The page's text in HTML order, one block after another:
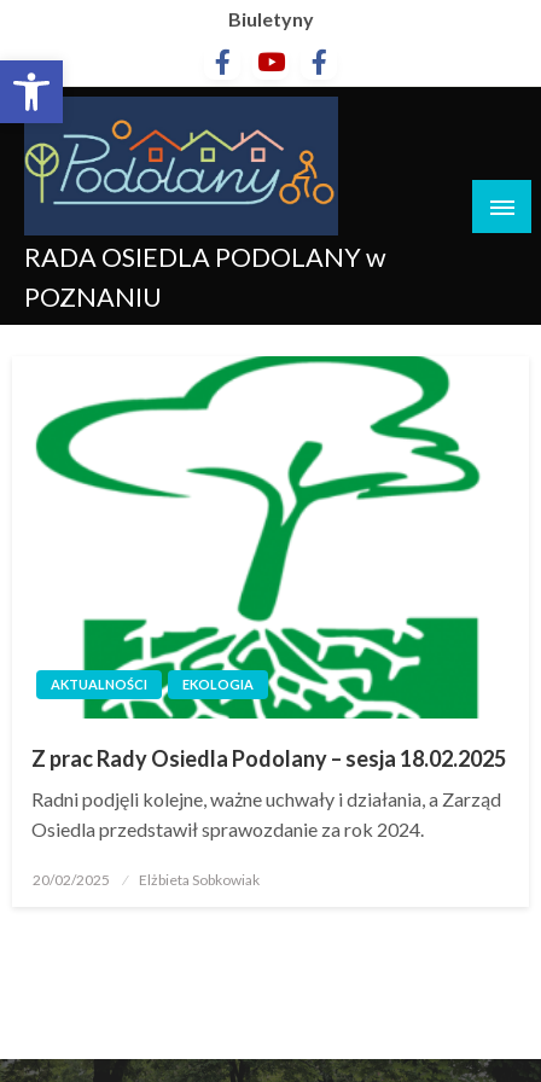
Otwórz pasek narzędzi
Biuletyny
RADA OSIEDLA PODOLANY w
POZNANIU
AKTUALNOŚCI EKOLOGIA
Z prac Rady Osiedla Podolany – sesja 18.02.2025
Radni podjęli kolejne, ważne uchwały i działania, a Zarząd
Osiedla przedstawił sprawozdanie za rok 2024.
20/02/2025 Elżbieta Sobkowiak